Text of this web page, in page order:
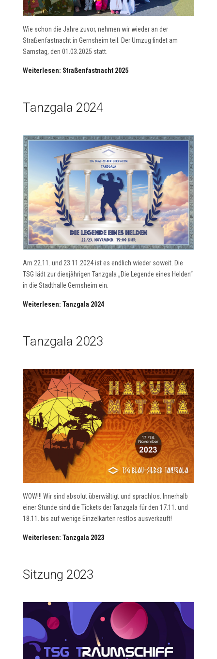
Wie schon die Jahre zuvor, nehmen wir wieder an der
Straßenfastnacht in Gernsheim teil.
Der Umzug findet am
Samstag, den 01.03.2025 statt.
Weiterlesen: Straßenfastnacht 2025
Tanzgala 2024
Am 22.11. und 23.11.2024 ist es endlich wieder soweit. Die
TSG lädt zur diesjährigen Tanzgala „Die Legende eines Helden“
in die Stadthalle Gernsheim ein.
Weiterlesen: Tanzgala 2024
Tanzgala 2023
WOW!!! Wir sind absolut überwältigt und sprachlos. Innerhalb
einer Stunde sind die Tickets der Tanzgala für den 17.11. und
18.11. bis auf wenige Einzelkarten restlos ausverkauft!
Weiterlesen: Tanzgala 2023
Sitzung 2023